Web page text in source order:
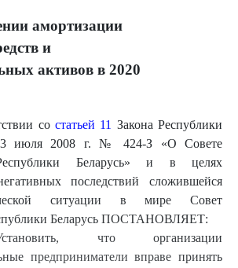
амортизации
и
активов в 2020
со статьей 11 Закона Республики
июля 2008 г. № 424-З «О Совете
Беларусь» и в целях
последствий сложившейся
ситуации в мире Совет
Беларусь ПОСТАНОВЛЯЕТ:
что организации
предприниматели вправе принять